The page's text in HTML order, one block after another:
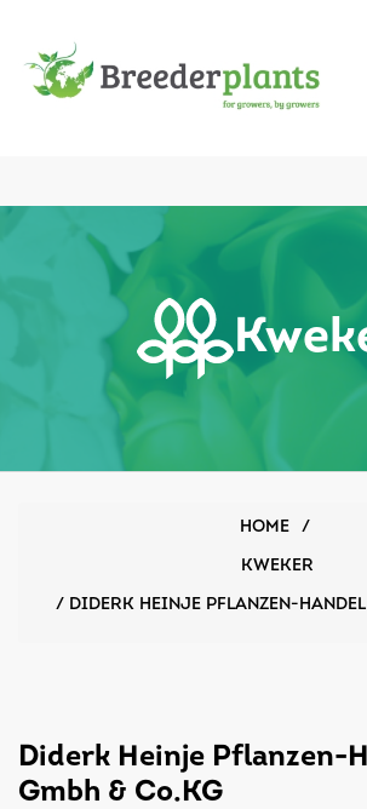
HOME /
KWEKER
/ DIDERK HEINJE PFLANZEN-
Diderk Heinje Pflanzen-
Gmbh & Co.KG